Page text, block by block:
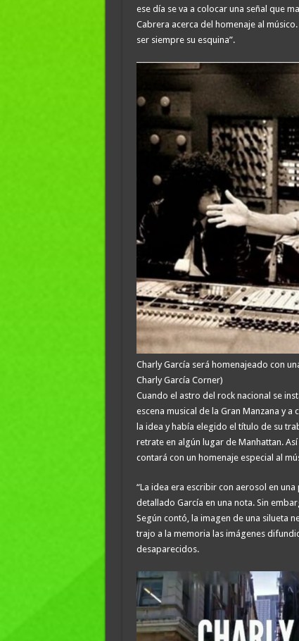
ese día se va a colocar una señal que
Cabrera acerca del homenaje al
ser siempre su esquina”.
Charly García será homenajeado con
Charly García Corner)
Cuando el astro del rock nacional se
escena musical de la Gran Manzana y
la idea y había elegido el título de su
retrate en algún lugar de Manhattan.
contará con un homenaje especial al
“La idea era escribir con aerosol en
detallado García en una nota. Sin
Según contó, la imagen de una silueta
trajo a la memoria las imágenes
desaparecidos.